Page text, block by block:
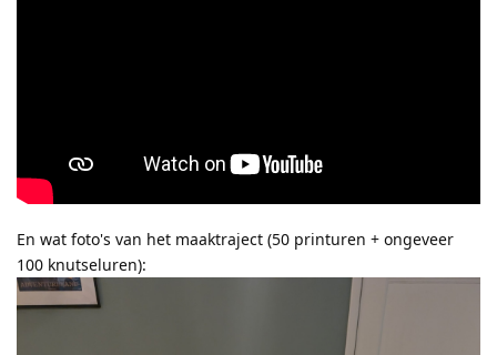
En wat foto's van het maaktraject (50 printuren + ongeveer
100 knutseluren):